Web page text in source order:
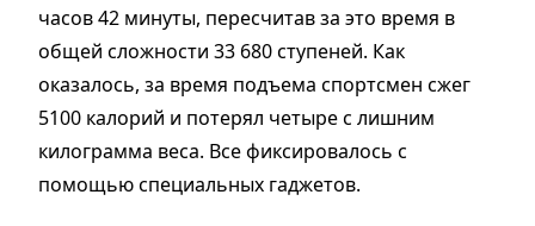
часов 42 минуты, пересчитав за это время в
общей сложности 33 680 ступеней. Как
оказалось, за время подъема спортсмен сжег
5100 калорий и потерял четыре с лишним
килограмма веса. Все фиксировалось с
помощью специальных гаджетов.